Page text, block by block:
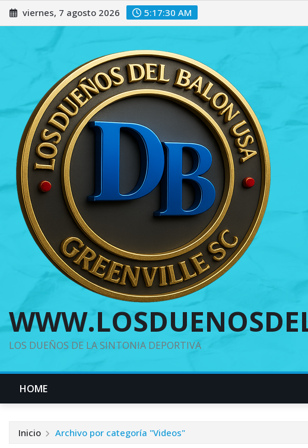
Saltar
al
viernes, 7 agosto 2026 5:17:30 AM
LOS DUEÑOS DE LA SINTONIA DEPORTIVA
HOME
Inicio Archivo por categoría "Videos"